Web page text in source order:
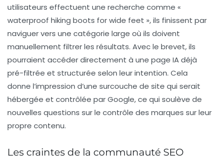
utilisateurs effectuent une recherche comme «
waterproof hiking boots for wide feet », ils finissent par
naviguer vers une catégorie large où ils doivent
manuellement filtrer les résultats. Avec le brevet, ils
pourraient accéder directement à une page IA déjà
pré-filtrée et structurée selon leur intention. Cela
donne l’impression d’une surcouche de site qui serait
hébergée et contrôlée par Google, ce qui soulève de
nouvelles questions sur le contrôle des marques sur leur
propre contenu.
Les craintes de la communauté SEO